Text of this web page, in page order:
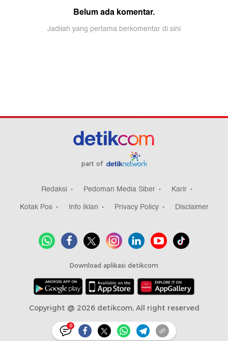
0
part of
Redaksi Pedoman Media Siber
Karir
Kotak Pos
Info Iklan Privacy Policy Disclaimer
Download aplikasi detikcom
Copyright @ 2026 detikcom, All right reserved